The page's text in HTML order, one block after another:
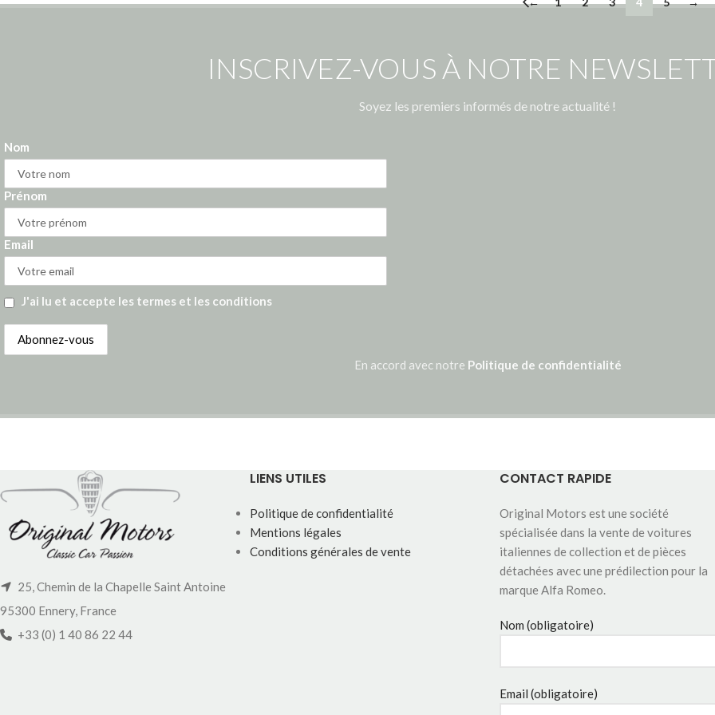
INSCRIVEZ-VOUS À NOTRE
Soyez les premiers informés de notre actualité !
Nom
Prénom
Email
J'ai lu et accepte les termes et les conditions
En accord avec notre Politique de confidentialité
25, Chemin de la Chapelle Saint Antoine
95300 Ennery, France
+33 (0) 1 40 86 22 44
LIENS UTILES
Politique de confidentialité
Mentions légales
Conditions générales de vente
CONTACT RAPIDE
Original Motors est une société
spécialisée dans la vente de voitures
italiennes de collection et de pièces
détachées avec une prédilection pour la
marque Alfa Romeo.
Nom (obligatoire)
Email (obligatoire)